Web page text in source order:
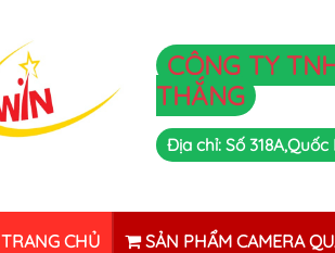
CÔNG TY
THẮNG
Địa chỉ: Số 318A,Quốc
TRANG CHỦ SẢN PHẨM CAMERA